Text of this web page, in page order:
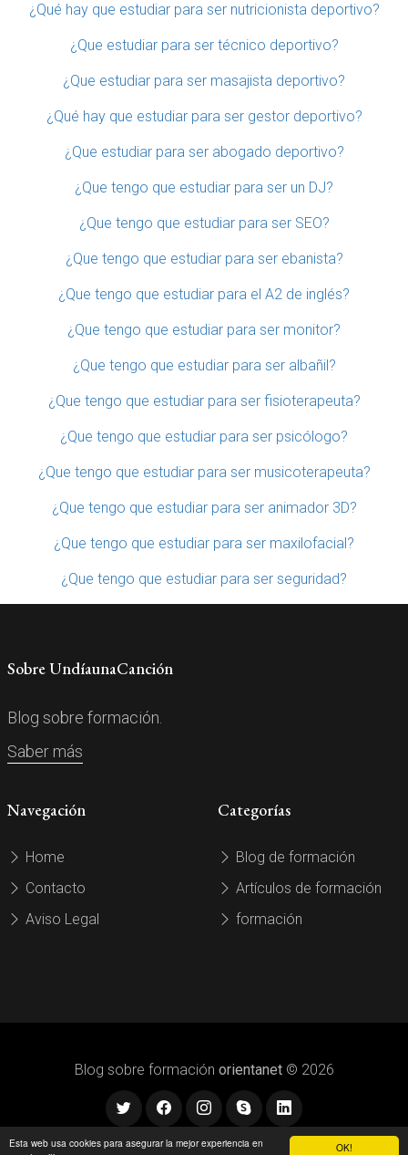
OK!
Esta web usa cookies para asegurar la mejor experiencia en
¿Qué hay que estudiar para ser nutricionista deportivo?
¿Que estudiar para ser técnico deportivo?
¿Que estudiar para ser masajista deportivo?
¿Qué hay que estudiar para ser gestor deportivo?
¿Que estudiar para ser abogado deportivo?
¿Que tengo que estudiar para ser un DJ?
¿Que tengo que estudiar para ser SEO?
¿Que tengo que estudiar para ser ebanista?
¿Que tengo que estudiar para el A2 de inglés?
¿Que tengo que estudiar para ser monitor?
¿Que tengo que estudiar para ser albañil?
¿Que tengo que estudiar para ser fisioterapeuta?
¿Que tengo que estudiar para ser psicólogo?
¿Que tengo que estudiar para ser musicoterapeuta?
¿Que tengo que estudiar para ser animador 3D?
¿Que tengo que estudiar para ser maxilofacial?
¿Que tengo que estudiar para ser seguridad?
Sobre UndíaunaCanción
Blog sobre formación.
Saber más
Navegación
Home
Contacto
Aviso Legal
Categorías
Blog de formación
Artículos de formación
formación
Blog sobre formación orientanet© 2026